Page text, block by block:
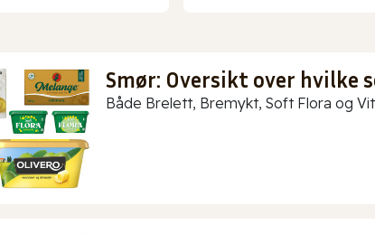
Smør: Oversikt over hvilke
Både Brelett, Bremykt, Soft Flora og